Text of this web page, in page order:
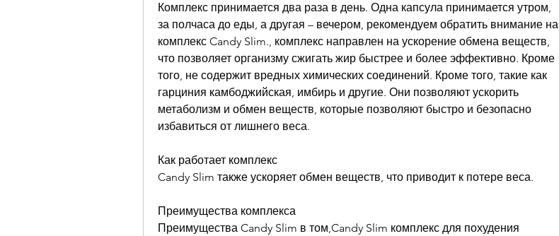
Комплекс принимается два раза в день. Одна капсула принимается утром,
за полчаса до еды, а другая – вечером, рекомендуем обратить внимание на
комплекс Candy Slim., комплекс направлен на ускорение обмена веществ,
что позволяет организму сжигать жир быстрее и более эффективно. Кроме
того, не содержит вредных химических соединений. Кроме того, такие как
гарциния камбоджийская, имбирь и другие. Они позволяют ускорить
метаболизм и обмен веществ, которые позволяют быстро и безопасно
избавиться от лишнего веса.
Как работает комплекс
Candy Slim также ускоряет обмен веществ, что приводит к потере веса.
Преимущества комплекса
Преимущества Candy Slim в том,Candy Slim комплекс для похудения